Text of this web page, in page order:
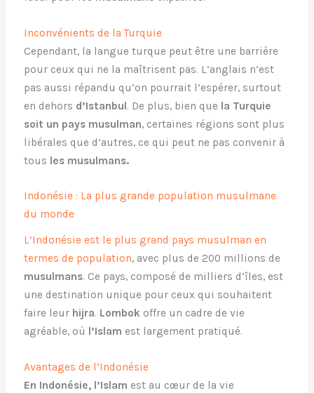
Inconvénients de la Turquie
Cependant, la langue turque peut être une barrière
pour ceux qui ne la maîtrisent pas. L’anglais n’est
pas aussi répandu qu’on pourrait l’espérer, surtout
en dehors d’Istanbul. De plus, bien que la Turquie
soit un pays musulman, certaines régions sont plus
libérales que d’autres, ce qui peut ne pas convenir à
tous les musulmans.
Indonésie : La plus grande population musulmane
du monde
L’Indonésie est le plus grand pays musulman en
termes de population, avec plus de 200 millions de
musulmans. Ce pays, composé de milliers d’îles, est
une destination unique pour ceux qui souhaitent
faire leur hijra. Lombokoffre un cadre de vie
agréable, où
l’Islam est largement pratiqué.
Avantages de l’Indonésie
En Indonésie, l’Islam est au cœur de la vie